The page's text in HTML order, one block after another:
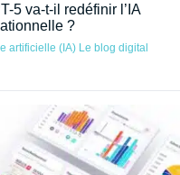
5 va-t-il redéfinir l’IA
?
artificielle (IA) Le blog digital